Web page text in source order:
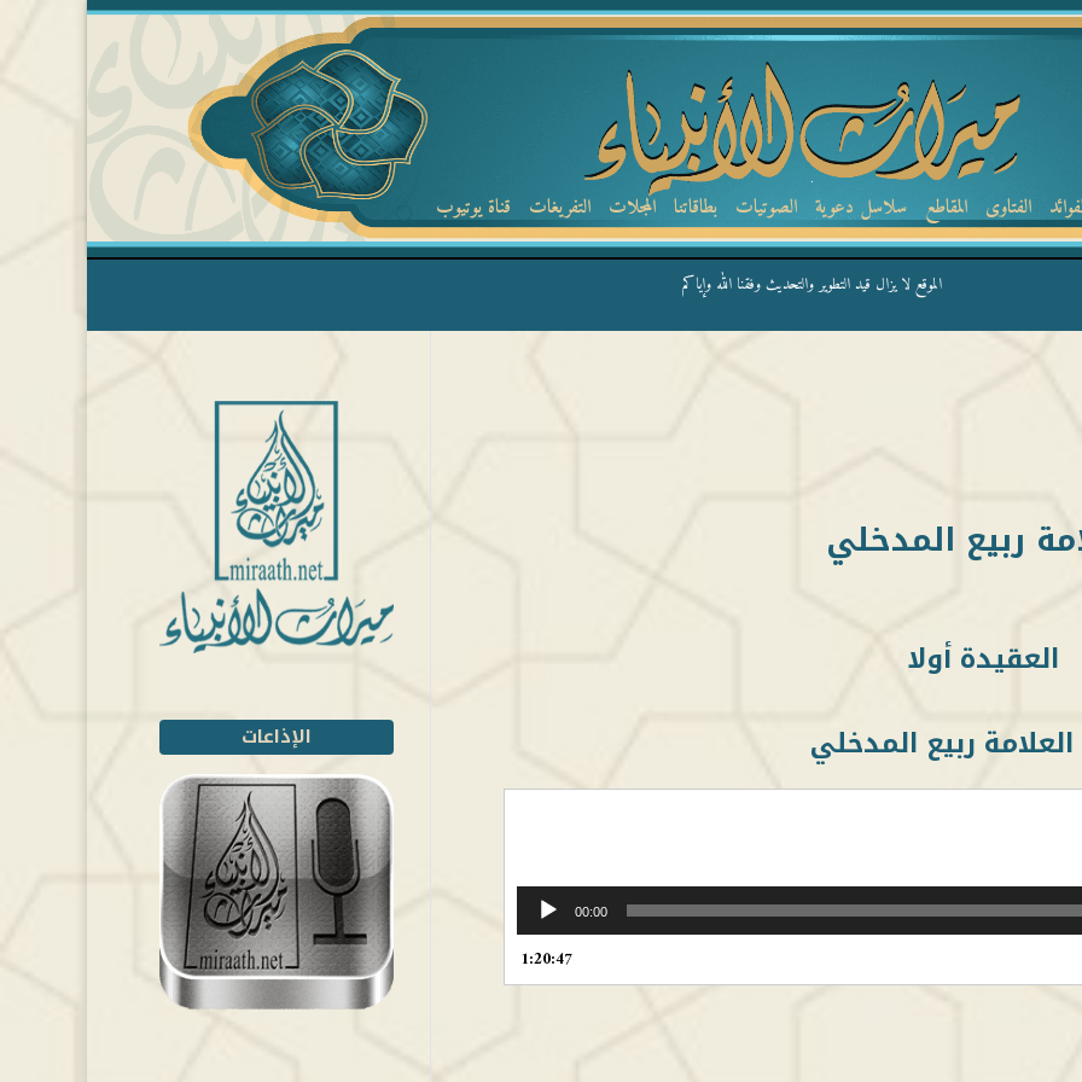
الفتاوى المقاطع سلاسل دعوية الصوتيات بطاقاتنا المجلات التفريغات قناة يوتيوب
الموقع لا يزال قيد التطوير والتحديث وفقنا الله وإياكم
ربيع المدخلي
العقيدة أولا
ربيع المدخلي
00:00
1:20:47
الإذاعات